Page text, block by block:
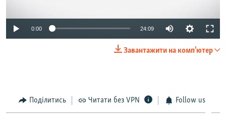
720p 1080p
0:00 24:09
720p
Завантажити на комп'ютер
Поділитись Читати без VPN Follow us